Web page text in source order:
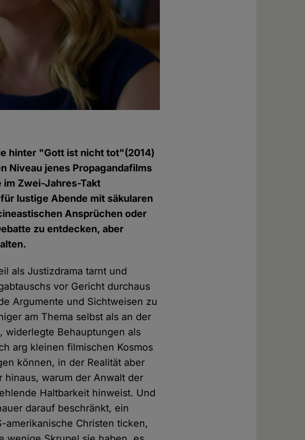
hinter "Gott ist nicht tot"(2014)
Niveau jenes Propagandafilms
Zwei-Jahres-Takt
lustige Abende mit säkularen
Ansprüchen oder
zu entdecken, aber
als Justizdrama tarnt und
vor Gericht durchaus
Argumente und Sichtweisen zu
am Thema selbst als an der
widerlegte Behauptungen als
arg kleinen filmischen Kosmos
können, in der Realität aber
hinaus, warum der Anwalt der
Haltbarkeit hinweist. Und
darauf beschränkt, ein
Christen ticken,